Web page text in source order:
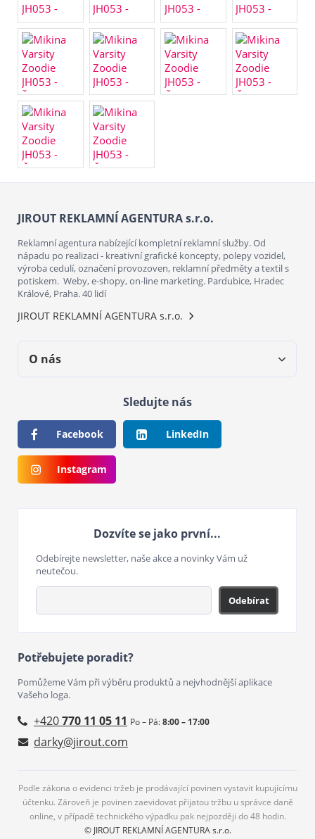
JIROUT REKLAMNÍ AGENTURA s.r.o.
Reklamní agentura nabízející kompletní reklamní služby. Od
nápadu po realizaci - kreativní grafické koncepty, polepy vozidel,
výroba cedulí, označení provozoven, reklamní předměty a textil s
potiskem. Weby, e-shopy, on-line marketing. Pardubice, Hradec
Králové, Praha. 40 lidí
JIROUT REKLAMNÍ AGENTURA s.r.o.
O nás
Sledujte nás
Facebook LinkedIn
Instagram
Dozvíte se jako první...
Odebírejte newsletter, naše akce a novinky Vám už
neutečou.
Odebírat
Potřebujete poradit?
Pomůžeme Vám při výběru produktů a nejvhodnější aplikace
Vašeho loga.
+420770 11 05 11 Po – Pá:8:00 – 17:00
darky@jirout.com
Podle zákona o evidenci tržeb je prodávající povinen vystavit kupujícímu
účtenku. Zároveň je povinen zaevidovat přijatou tržbu u správce daně
online, v případě technického výpadku pak nejpozději do 48 hodin.
© JIROUT REKLAMNÍ AGENTURA s.r.o.